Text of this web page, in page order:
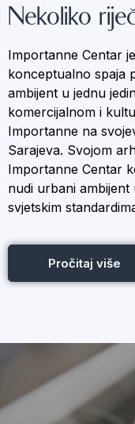
Nekoliko
Importanne Centar
konceptualno spaja
ambijent u jednu
komercijalnom i
Importanne na
Sarajeva. Svojom
Importanne Centar
nudi urbani ambijent
svjetskim
Pročitaj više